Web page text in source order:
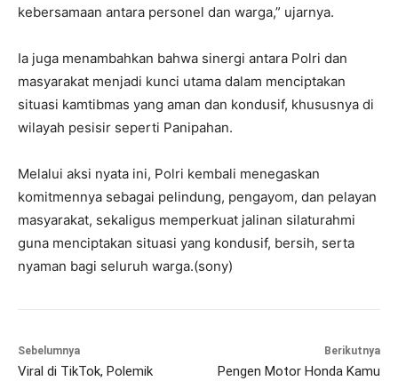
kebersamaan antara personel dan warga,” ujarnya.
Ia juga menambahkan bahwa sinergi antara Polri dan
masyarakat menjadi kunci utama dalam menciptakan
situasi kamtibmas yang aman dan kondusif, khususnya di
wilayah pesisir seperti Panipahan.
Melalui aksi nyata ini, Polri kembali menegaskan
komitmennya sebagai pelindung, pengayom, dan pelayan
masyarakat, sekaligus memperkuat jalinan silaturahmi
guna menciptakan situasi yang kondusif, bersih, serta
nyaman bagi seluruh warga.(sony)
Sebelumnya
Viral di TikTok, Polemik
Berikutnya
Pengen Motor Honda Kamu